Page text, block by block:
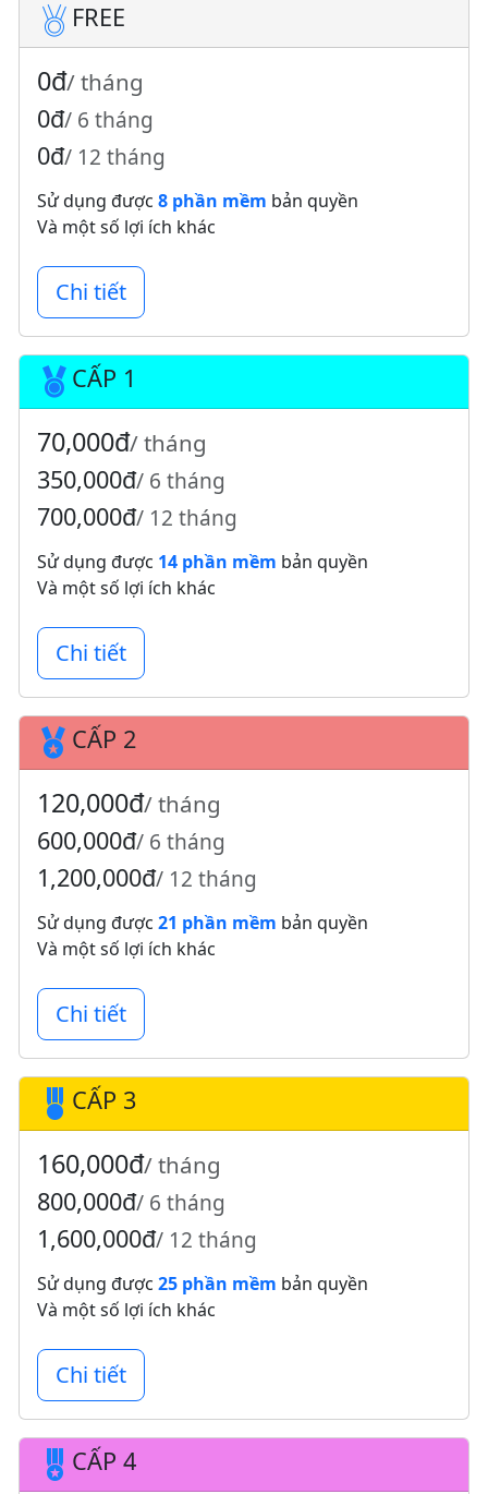
FREE
0đ/ tháng
0đ/ 6 tháng
0đ/ 12 tháng
Sử dụng được 8 phần mềm bản quyền
Và một số lợi ích khác
Chi tiết
CẤP 1
70,000đ/ tháng
350,000đ/ 6 tháng
700,000đ/ 12 tháng
Sử dụng được 14 phần mềm bản quyền
Và một số lợi ích khác
Chi tiết
CẤP 2
120,000đ/ tháng
600,000đ/ 6 tháng
1,200,000đ/ 12 tháng
Sử dụng được 21 phần mềm bản quyền
Và một số lợi ích khác
Chi tiết
CẤP 3
160,000đ/ tháng
800,000đ/ 6 tháng
1,600,000đ/ 12 tháng
Sử dụng được 25 phần mềm bản quyền
Và một số lợi ích khác
Chi tiết
CẤP 4